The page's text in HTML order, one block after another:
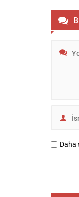
bir
verdiği
Daha